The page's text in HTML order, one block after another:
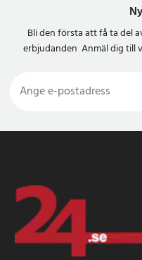
Bli den första att få ta del
erbjudanden Anmäl dig till